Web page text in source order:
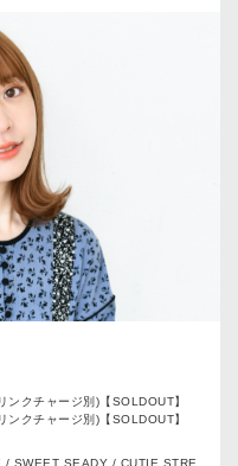
クチャージ別)【SOLDOUT】
クチャージ別)【SOLDOUT】
SWEET SEADY / CUTIE STRE